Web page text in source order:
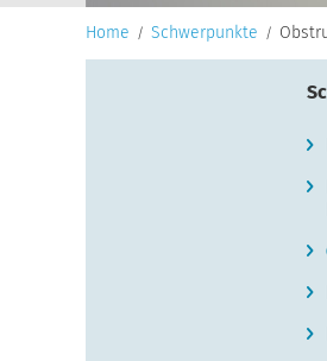
Home Schwerpunkte